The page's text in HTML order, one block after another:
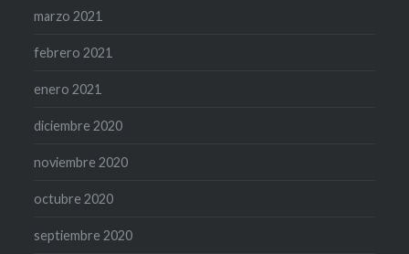
marzo 2021
febrero 2021
enero 2021
diciembre 2020
noviembre 2020
octubre 2020
septiembre 2020